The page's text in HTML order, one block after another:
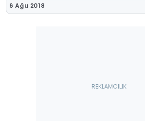
6 Ağu 2018